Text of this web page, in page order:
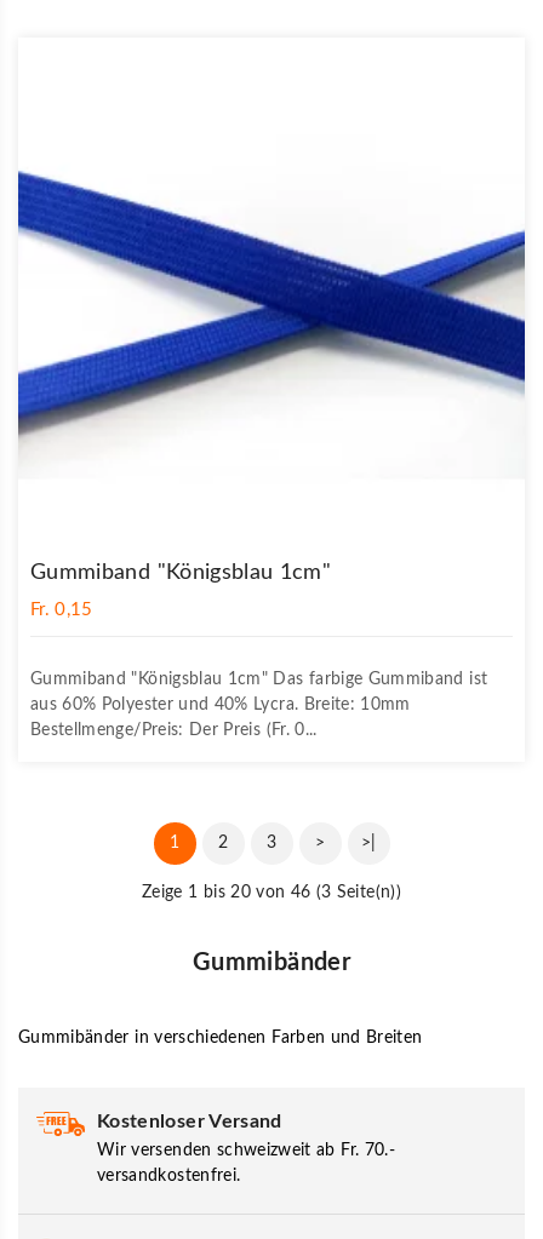
Gummiband "Königsblau 1cm"
Fr. 0,15
Gummiband "Königsblau 1cm" Das farbige Gummiband ist
aus 60% Polyester und 40% Lycra. Breite: 10mm
Bestellmenge/Preis: Der Preis (Fr. 0...
1 2 3 > >|
Zeige 1 bis 20 von 46 (3 Seite(n))
Gummibänder
Gummibänder in verschiedenen Farben und Breiten
Kostenloser Versand
Wir versenden schweizweit ab Fr. 70.-
versandkostenfrei.